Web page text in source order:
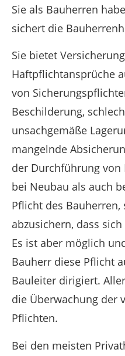
Sie als Bauherren
sichert die
Sie bietet
Haftpflichtansprüche
von
Beschilderung,
unsachgemäße
mangelnde
der Durchführung von
bei Neubau als auch
Pflicht des Bauherren,
abzusichern, dass
Es ist aber möglich
Bauherr diese Pflicht
Bauleiter dirigiert.
die Überwachung der
Pflichten.
Bei den meisten